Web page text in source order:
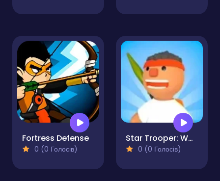
Fortress Defense
0 (0 Голосів)
Star Trooper: War for Survival
0 (0 Голосів)